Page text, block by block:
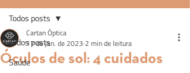
Todos posts
Saúde
Todos posts
Óculos de sol: 4 cuidados
Cartan Óptica
17 de jan. de 2023 2 min de leitura